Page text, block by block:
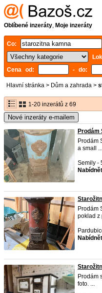
Oblíbené inzeráty, Moje inzeráty
Co:
Cena od:
- do:
Hlavní stránka > Dům a zahrada >
1-20 inzerátů z 69
Nové inzeráty e-mailem
Prodám
Prodám
a small ...
Semily -
Prodám
poklad z
Prodám
foto. ...